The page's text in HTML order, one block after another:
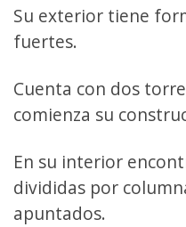
Su exterior tiene
fuertes.
Cuenta con dos
comienza su
En su interior
divididas por
apuntados.